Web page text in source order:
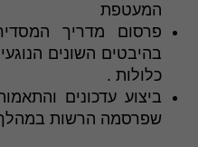
המעטפת
פרסום מדריך
בהיבטים השונים
כלולות .
ביצוע עדכונים
שפרסמה הרשות